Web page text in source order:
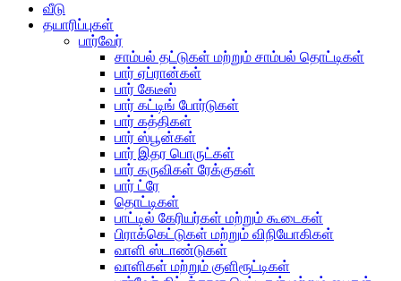
வீடு
தயாரிப்புகள்
பார்வேர்
சாம்பல் தட்டுகள் மற்றும் சாம்பல் தொட்டிகள்
பார் ஏப்ரான்கள்
பார் கேடீஸ்
பார் கட்டிங் போர்டுகள்
பார் கத்திகள்
பார் ஸ்பூன்கள்
பார் இதர பொருட்கள்
பார் கருவிகள் ரேக்குகள்
பார் ட்ரே
தொட்டிகள்
பாட்டில் கேரியர்கள் மற்றும் கூடைகள்
பிராக்கெட்டுகள் மற்றும் விநியோகிகள்
வாளி ஸ்டாண்டுகள்
வாளிகள் மற்றும் குளிரூட்டிகள்